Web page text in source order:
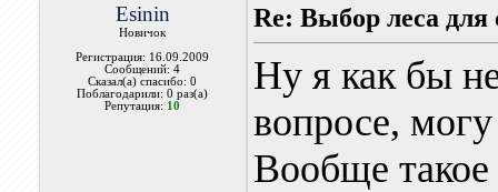
Esinin
Новичок
Регистрация: 16.09.2009
Сообщений: 4
Сказал(а) спасибо: 0
Поблагодарили: 0 раз(а)
Репутация: 10
Re: Выбор леса для
Ну я как бы
вопросе, могу
Вообще